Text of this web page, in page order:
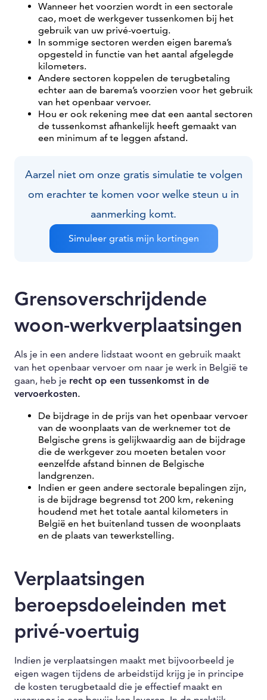
Wanneer het voorzien wordt in een sectorale
cao, moet de werkgever tussenkomen bij het
gebruik van uw privé-voertuig.
In sommige sectoren werden eigen barema’s
opgesteld in functie van het aantal afgelegde
kilometers.
Andere sectoren koppelen de terugbetaling
echter aan de barema’s voorzien voor het gebruik
van het openbaar vervoer.
Hou er ook rekening mee dat een aantal sectoren
de tussenkomst afhankelijk heeft gemaakt van
een minimum af te leggen afstand.
Aarzel niet om onze gratis simulatie te volgen
om erachter te komen voor welke steun u in
aanmerking komt.
Simuleer gratis mijn kortingen
Grensoverschrijdende
woon-werkverplaatsingen
Als je in een andere lidstaat woont en gebruik maakt
van het openbaar vervoer om naar je werk in België te
gaan, heb je recht op een tussenkomst in de
vervoerkosten.
De bijdrage in de prijs van het openbaar vervoer
van de woonplaats van de werknemer tot de
Belgische grens is gelijkwaardig aan de bijdrage
die de werkgever zou moeten betalen voor
eenzelfde afstand binnen de Belgische
landgrenzen.
Indien er geen andere sectorale bepalingen zijn,
is de bijdrage begrensd tot 200 km, rekening
houdend met het totale aantal kilometers in
België en het buitenland tussen de woonplaats
en de plaats van tewerkstelling.
Verplaatsingen
beroepsdoeleinden met
privé-voertuig
Indien je verplaatsingen maakt met bijvoorbeeld je
eigen wagen tijdens de arbeidstijd krijg je in principe
de kosten terugbetaald die je effectief maakt en